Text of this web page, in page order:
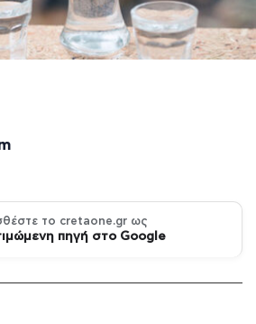
το cretaone.gr ως
πηγή στο Google